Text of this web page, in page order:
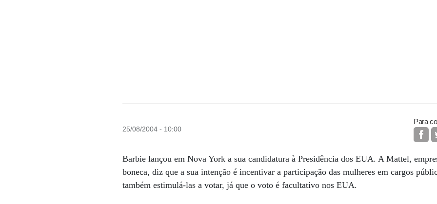
25/08/2004 - 10:00
Para
Barbie lançou em Nova York a sua candidatura à Presidência dos EUA. A Mattel,
boneca, diz que a sua intenção é incentivar a participação das mulheres em cargos
também estimulá-las a votar, já que o voto é facultativo nos EUA.